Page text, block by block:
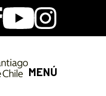
YoutubeInstagram
MENÚ